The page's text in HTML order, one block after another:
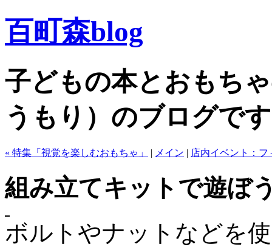
百町森blog
子どもの本とおもち
うもり）のブログで
« 特集「視覚を楽しむおもちゃ」 | メイン | 店内イベント：
組み立てキットで遊ぼ
ボルトやナットなどを